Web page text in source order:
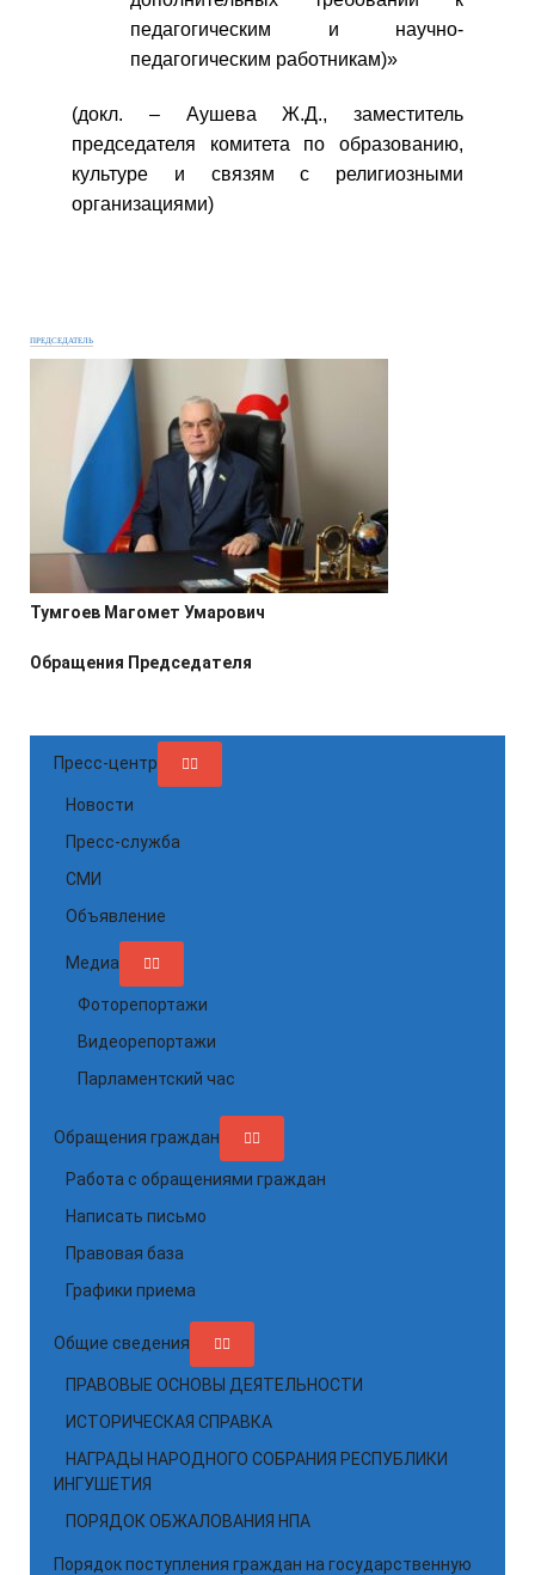
педагогическим и научно-
педагогическим работникам)»
(докл. – Аушева Ж.Д., заместитель
председателя комитета по образованию,
культуре и связям с религиозными
организациями)
ПРЕДСЕДАТЕЛЬ
Тумгоев Магомет Умарович
Обращения Председателя
Пресс-центр
Новости
Пресс-служба
СМИ
Объявление
Медиа
Фоторепортажи
Видеорепортажи
Парламентский час
Обращения граждан
Работа с обращениями граждан
Написать письмо
Правовая база
Графики приема
Общие сведения
ПРАВОВЫЕ ОСНОВЫ ДЕЯТЕЛЬНОСТИ
ИСТОРИЧЕСКАЯ СПРАВКА
НАГРАДЫ НАРОДНОГО СОБРАНИЯ РЕСПУБЛИКИ
ИНГУШЕТИЯ
ПОРЯДОК ОБЖАЛОВАНИЯ НПА
Порядок поступления граждан на государственную